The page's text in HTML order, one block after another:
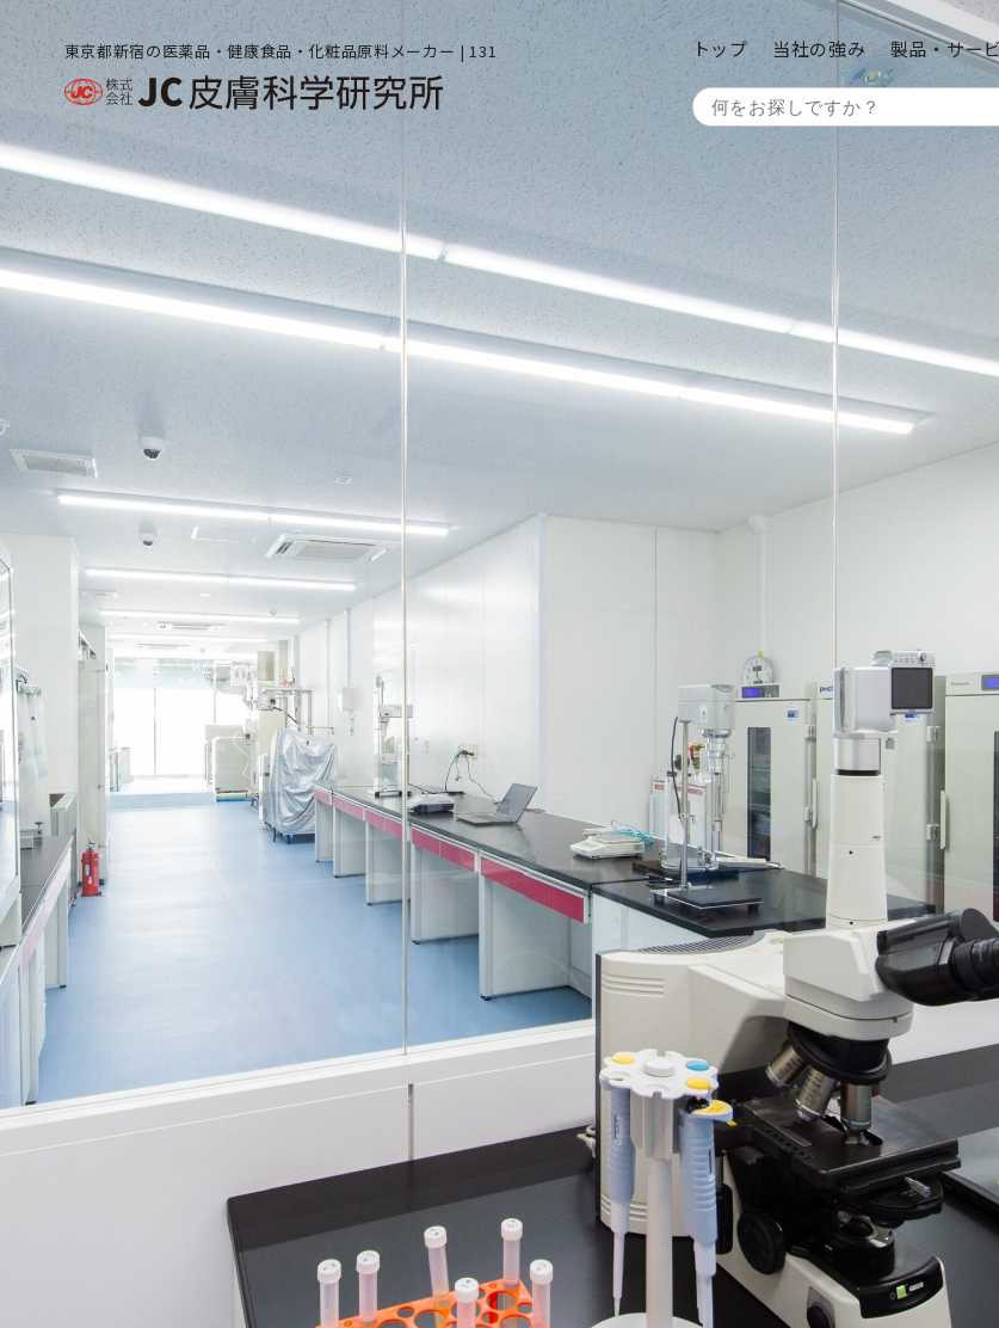
東京都新宿の医薬品・健康食品・化粧品原料メーカー | 131 トップ 当社の強み 製品・サー